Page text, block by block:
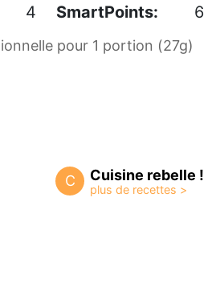
4 SmartPoints: 6
pour 1 portion (27g)
C Cuisine rebelle !